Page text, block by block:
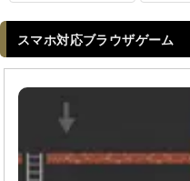
スマホ対応ブラウザゲーム